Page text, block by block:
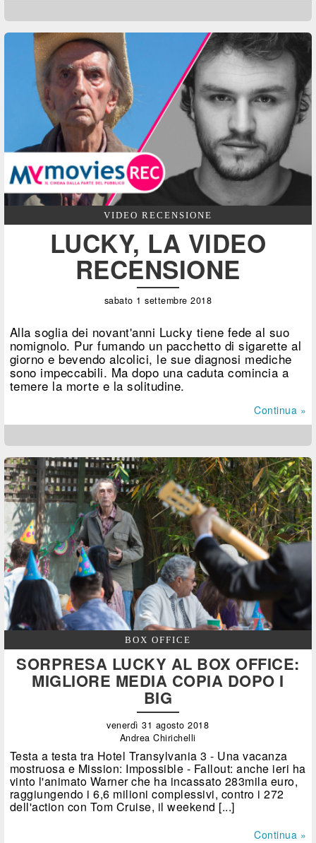
VIDEO RECENSIONE
LUCKY, LA VIDEO
RECENSIONE
sabato 1 settembre 2018
Alla soglia dei novant'anni Lucky tiene fede al suo
nomignolo. Pur fumando un pacchetto di sigarette al
giorno e bevendo alcolici, le sue diagnosi mediche
sono impeccabili. Ma dopo una caduta comincia a
temere la morte e la solitudine.
Continua »
BOX OFFICE
SORPRESA LUCKY AL BOX OFFICE:
MIGLIORE MEDIA COPIA DOPO I
BIG
venerdì 31 agosto 2018
Andrea Chirichelli
Testa a testa tra Hotel Transylvania 3 - Una vacanza
mostruosa e Mission: Impossible - Fallout: anche ieri ha
vinto l'animato Warner che ha incassato 283mila euro,
raggiungendo i 6,6 milioni complessivi, contro i 272
dell'action con Tom Cruise, il weekend [...]
Continua »